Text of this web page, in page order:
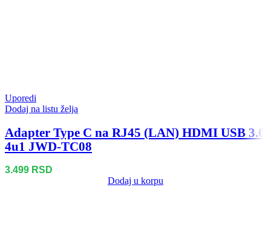
Uporedi
Dodaj na listu želja
Adapter Type C na RJ45 (LAN) HDMI USB 3.0
4u1 JWD-TC08
3.499 RSD
Dodaj u korpu